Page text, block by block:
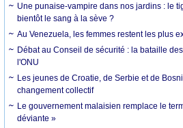
Une punaise-vampire dans nos jardins : le
bientôt le sang à la sève ?
Au Venezuela, les femmes restent les plus
Débat au Conseil de sécurité : la bataille
l'ONU
Les jeunes de Croatie, de Serbie et de
changement collectif
Le gouvernement malaisien remplace le
déviante »